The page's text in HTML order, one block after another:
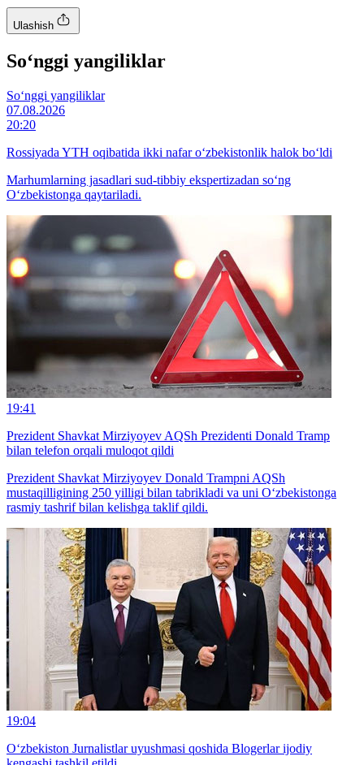
Ulashish
So‘nggi yangiliklar
So‘nggi yangiliklar
07.08.2026
20:20
Rossiyada YTH oqibatida ikki nafar o‘zbekistonlik halok bo‘ldi
Marhumlarning jasadlari sud-tibbiy ekspertizadan so‘ng
O‘zbekistonga qaytariladi.
19:41
Prezident Shavkat Mirziyoyev AQSh Prezidenti Donald Tramp
bilan telefon orqali muloqot qildi
Prezident Shavkat Mirziyoyev Donald Trampni AQSh
mustaqilligining 250 yilligi bilan tabrikladi va uni O‘zbekistonga
rasmiy tashrif bilan kelishga taklif qildi.
19:04
O‘zbekiston Jurnalistlar uyushmasi qoshida Blogerlar ijodiy